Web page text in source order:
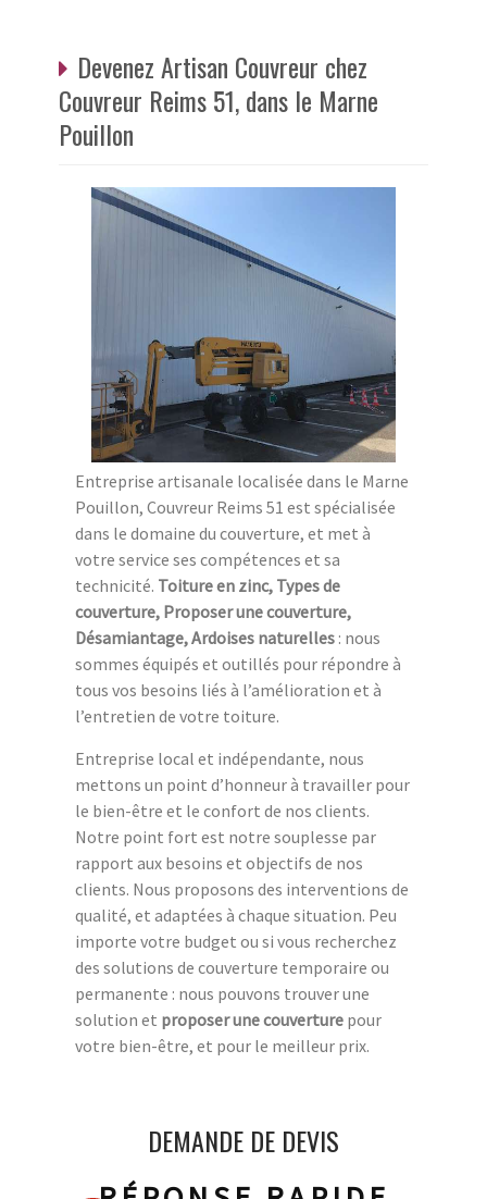
Devenez Artisan Couvreur chez
Couvreur Reims 51, dans le Marne
Pouillon
Entreprise artisanale localisée dans le Marne
Pouillon, Couvreur Reims 51 est spécialisée
dans le domaine du couverture, et met à
votre service ses compétences et sa
technicité. Toiture en zinc, Types de
couverture, Proposer une couverture,
Désamiantage, Ardoises naturelles : nous
sommes équipés et outillés pour répondre à
tous vos besoins liés à l’amélioration et à
l’entretien de votre toiture.
Entreprise local et indépendante, nous
mettons un point d’honneur à travailler pour
le bien-être et le confort de nos clients.
Notre point fort est notre souplesse par
rapport aux besoins et objectifs de nos
clients. Nous proposons des interventions de
qualité, et adaptées à chaque situation. Peu
importe votre budget ou si vous recherchez
des solutions de couverture temporaire ou
permanente : nous pouvons trouver une
solution et proposer une couverture pour
votre bien-être, et pour le meilleur prix.
DEMANDE DE DEVIS